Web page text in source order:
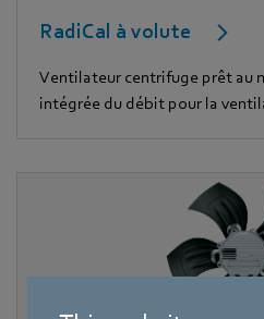
RadiCal à volute
Ventilateur centrifuge prêt au
intégrée du débit pour la